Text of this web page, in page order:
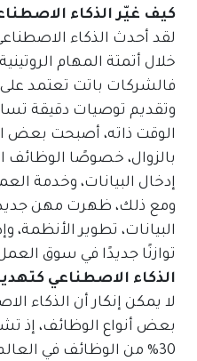
كيف غيّر الذكاء
لقد أحدث الذكاء
خلال أتمتة المهام
فالشركات باتت تعتمد على
وتقديم توصيات دقيقة
الوقت ذاته، أصبحت بعض
بالزوال، خصوصًا الوظائف
إدخال البيانات، وخدمة
ومع ذلك، ظهرت مهن
البيانات، تطوير الأنظمة،
توازنًا جديدًا في سوق
الذكاء الاصطناعي
لا يمكن إنكار أن الذكاء
بعض أنواع الوظائف، إذ
30% من الوظائف في